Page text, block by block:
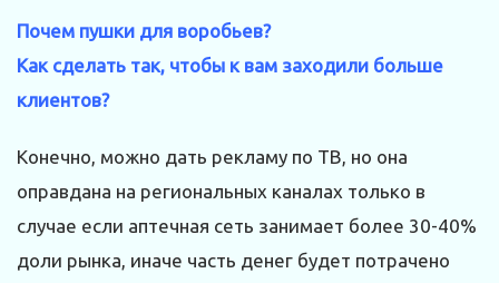
Почем пушки для воробьев?
Как сделать так, чтобы к вам заходили больше
клиентов?
Конечно, можно дать рекламу по ТВ, но она
оправдана на региональных каналах только в
случае если аптечная сеть занимает более 30-40%
доли рынка, иначе часть денег будет потрачено